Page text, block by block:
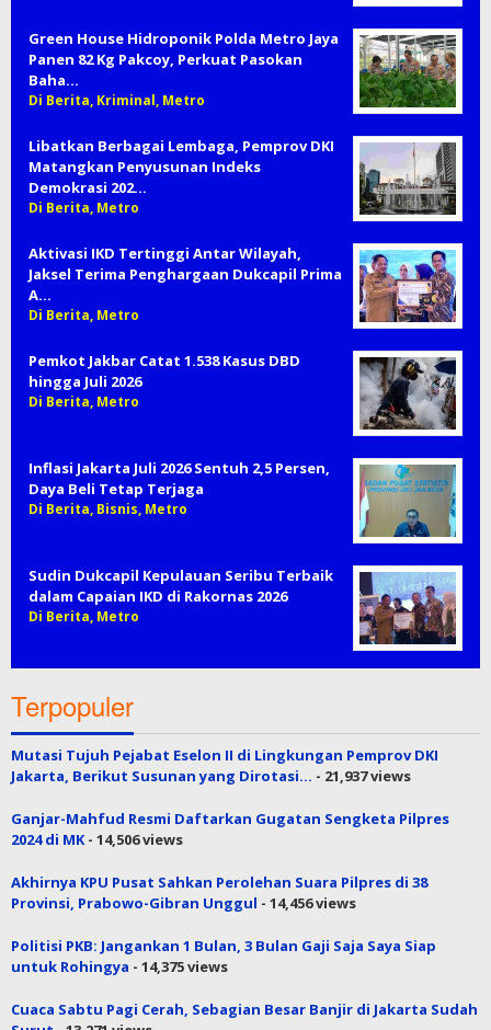
Green House Hidroponik Polda Metro Jaya
Panen 82 Kg Pakcoy, Perkuat Pasokan
Baha…
Di Berita, Kriminal, Metro
Libatkan Berbagai Lembaga, Pemprov DKI
Matangkan Penyusunan Indeks
Demokrasi 202…
Di Berita, Metro
Aktivasi IKD Tertinggi Antar Wilayah,
Jaksel Terima Penghargaan Dukcapil Prima
A…
Di Berita, Metro
Pemkot Jakbar Catat 1.538 Kasus DBD
hingga Juli 2026
Di Berita, Metro
Inflasi Jakarta Juli 2026 Sentuh 2,5 Persen,
Daya Beli Tetap Terjaga
Di Berita, Bisnis, Metro
Sudin Dukcapil Kepulauan Seribu Terbaik
dalam Capaian IKD di Rakornas 2026
Di Berita, Metro
Terpopuler
Mutasi Tujuh Pejabat Eselon II di Lingkungan Pemprov DKI
Jakarta, Berikut Susunan yang Dirotasi… - 21,937 views
Ganjar-Mahfud Resmi Daftarkan Gugatan Sengketa Pilpres
2024 di MK- 14,506 views
Akhirnya KPU Pusat Sahkan Perolehan Suara Pilpres di 38
Provinsi, Prabowo-Gibran Unggul - 14,456 views
Politisi PKB: Jangankan 1 Bulan, 3 Bulan Gaji Saja Saya Siap
untuk Rohingya - 14,375 views
Cuaca Sabtu Pagi Cerah, Sebagian Besar Banjir di Jakarta Sudah